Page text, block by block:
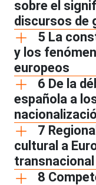
sobre el
discursos de
5 La
y los
europeos
6 De la
española a
7
cultural a
transnacional
8